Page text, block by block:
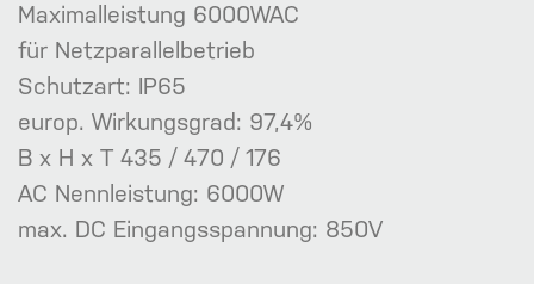
Maximalleistung 6000WAC
für Netzparallelbetrieb
Schutzart: IP65
europ. Wirkungsgrad: 97,4%
B x H x T 435 / 470 / 176
AC Nennleistung: 6000W
max. DC Eingangsspannung: 850V